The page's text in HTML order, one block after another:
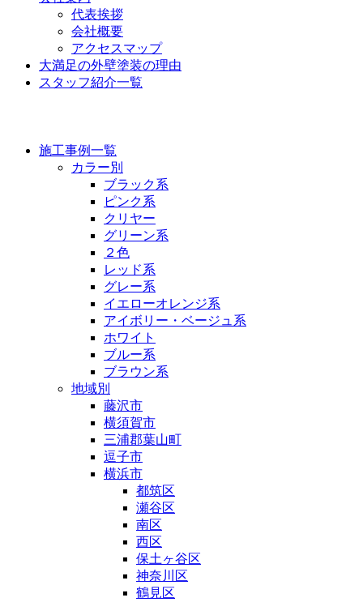
代表挨拶
会社概要
アクセスマップ
大満足の外壁塗装の理由
スタッフ紹介一覧
施工事例一覧
カラー別
ブラック系
ピンク系
クリヤー
グリーン系
２色
レッド系
グレー系
イエローオレンジ系
アイボリー・ベージュ系
ホワイト
ブルー系
ブラウン系
地域別
藤沢市
横須賀市
三浦郡葉山町
逗子市
横浜市
都筑区
瀬谷区
南区
西区
保土ヶ谷区
神奈川区
鶴見区